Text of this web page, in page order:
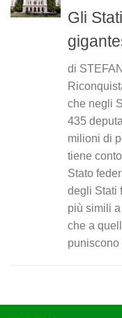
Gli
di
che negli
435
milioni di
tiene
Stato
degli Stati
più simili
che a
puniscono